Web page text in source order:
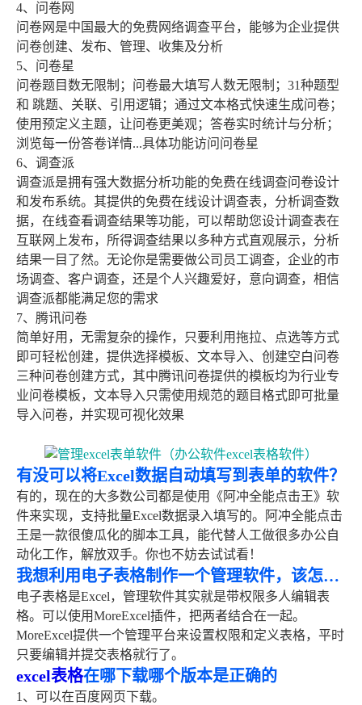
4、问卷网
问卷网是中国最大的免费网络调查平台，能够为企业提供
问卷创建、发布、管理、收集及分析
5、问卷星
问卷题目数无限制；问卷最大填写人数无限制；31种题型
和 跳题、关联、引用逻辑；通过文本格式快速生成问卷；
使用预定义主题，让问卷更美观；答卷实时统计与分析；
浏览每一份答卷详情...具体功能访问问卷星
6、调查派
调查派是拥有强大数据分析功能的免费在线调查问卷设计
和发布系统。其提供的免费在线设计调查表，分析调查数
据，在线查看调查结果等功能，可以帮助您设计调查表在
互联网上发布，所得调查结果以多种方式直观展示，分析
结果一目了然。无论你是需要做公司员工调查，企业的市
场调查、客户调查，还是个人兴趣爱好，意向调查，相信
调查派都能满足您的需求
7、腾讯问卷
简单好用，无需复杂的操作，只要利用拖拉、点选等方式
即可轻松创建，提供选择模板、文本导入、创建空白问卷
三种问卷创建方式，其中腾讯问卷提供的模板均为行业专
业问卷模板，文本导入只需使用规范的题目格式即可批量
导入问卷，并实现可视化效果
有没可以将Excel数据自动填写到表单的软件？
有的，现在的大多数公司都是使用《阿冲全能点击王》软
件来实现，支持批量Excel数据录入填写的。阿冲全能点击
王是一款很傻瓜化的脚本工具，能代替人工做很多办公自
动化工作，解放双手。你也不妨去试试看！
我想利用电子表格制作一个管理软件，该怎么做？
电子表格是Excel，管理软件其实就是带权限多人编辑表
格。可以使用MoreExcel插件，把两者结合在一起。
MoreExcel提供一个管理平台来设置权限和定义表格，平时
只要编辑并提交表格就行了。
excel表格在哪下载哪个版本是正确的
1、可以在百度网页下载。